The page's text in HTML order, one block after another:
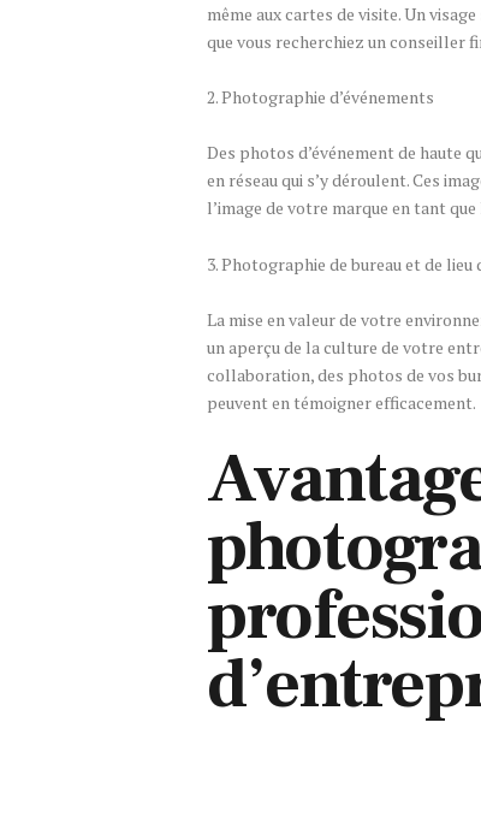
même aux cartes de visite. Un
que vous recherchiez un conseiller
2. Photographie d’événements
Des photos d’événement de haute
en réseau qui s’y déroulent. Ces
l’image de votre marque en tant
3. Photographie de bureau et de lieu
La mise en valeur de votre
un aperçu de la culture de votre
collaboration, des photos de vos
peuvent en témoigner efficacement.